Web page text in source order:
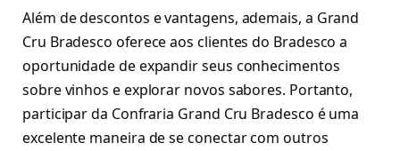
Além de descontos e vantagens, ademais, a Grand
Cru Bradesco oferece aos clientes do Bradesco a
oportunidade de expandir seus conhecimentos
sobre vinhos e explorar novos sabores. Portanto,
participar da Confraria Grand Cru Bradesco é uma
excelente maneira de se conectar com outros